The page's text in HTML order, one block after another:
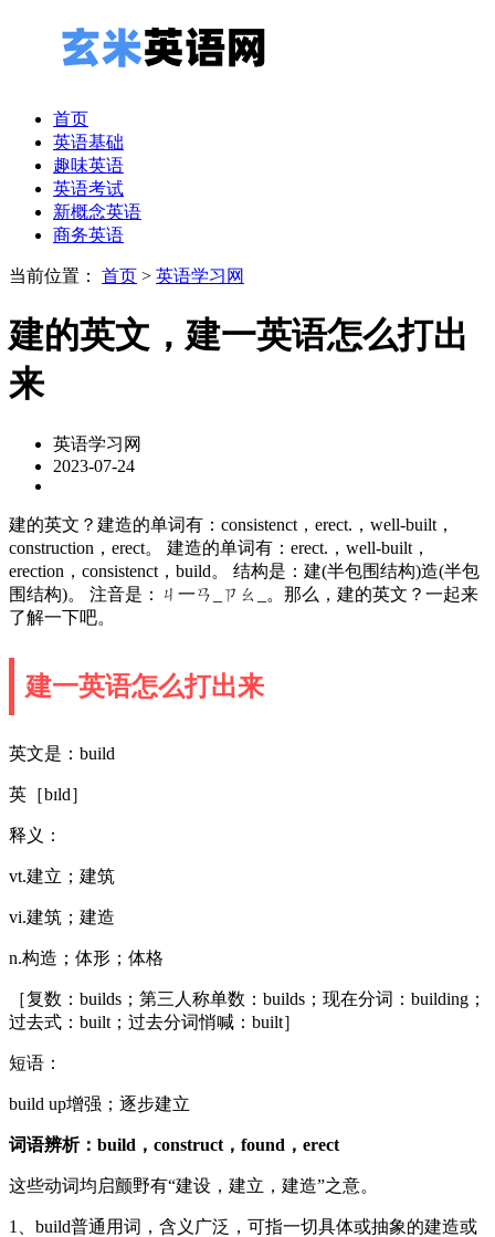
首页
英语基础
趣味英语
英语考试
新概念英语
商务英语
当前位置： 首页 > 英语学习网
建的英文，建一英语怎么打出
来
英语学习网
2023-07-24
建的英文？建造的单词有：consistenct，erect.，well-built，
construction，erect。 建造的单词有：erect.，well-built，
erection，consistenct，build。 结构是：建(半包围结构)造(半包
围结构)。 注音是：ㄐ一ㄢ_ㄗㄠ_。那么，建的英文？一起来
了解一下吧。
建一英语怎么打出来
英文是：build
英［bɪld］
释义：
vt.建立；建筑
vi.建筑；建造
n.构造；体形；体格
［复数：builds；第三人称单数：builds；现在分词：building；
过去式：built；过去分词悄喊：built］
短语：
build up增强；逐步建立
词语辨析： build，construct，found，erect
这些动词均启颤野有“建设，建立，建造”之意。
1、build普通用词，含义广泛，可指一切具体或抽象的建造或